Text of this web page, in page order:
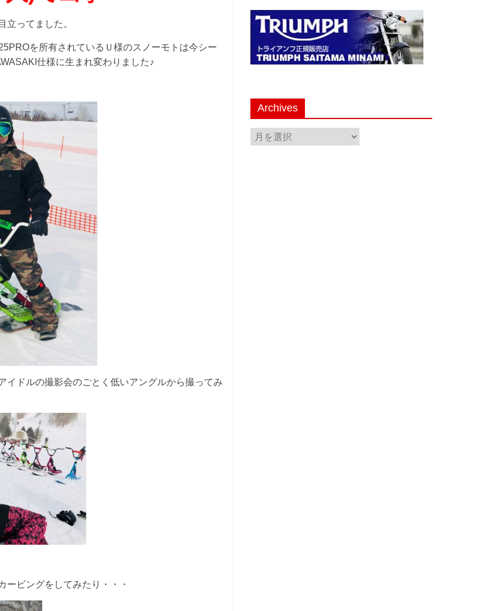
立ってました。
を所有されているＵ様のスノーモトは今シー
仕様に生まれ変わりました♪
イドルの撮影会のごとく低いアングルから撮ってみ
ービングをしてみたり・・・
Archives
Archives